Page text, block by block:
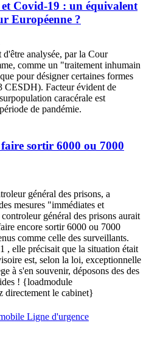
Covid-19 : un équivalent
Européenne ?
analysée, par la Cour
comme un "traitement inhumain
pour désigner certaines formes
CESDH). Facteur évident de
caracérale est
de pandémie.
sortir 6000 ou 7000
général des prisons, a
mesures "immédiates et
général des prisons aurait
encore sortir 6000 ou 7000
comme celle des surveillants.
, elle précisait que la situation était
est, selon la loi, exceptionnelle
à s'en souvenir, déposons des des
! {loadmodule
directement le cabinet}
Ligne d'urgence